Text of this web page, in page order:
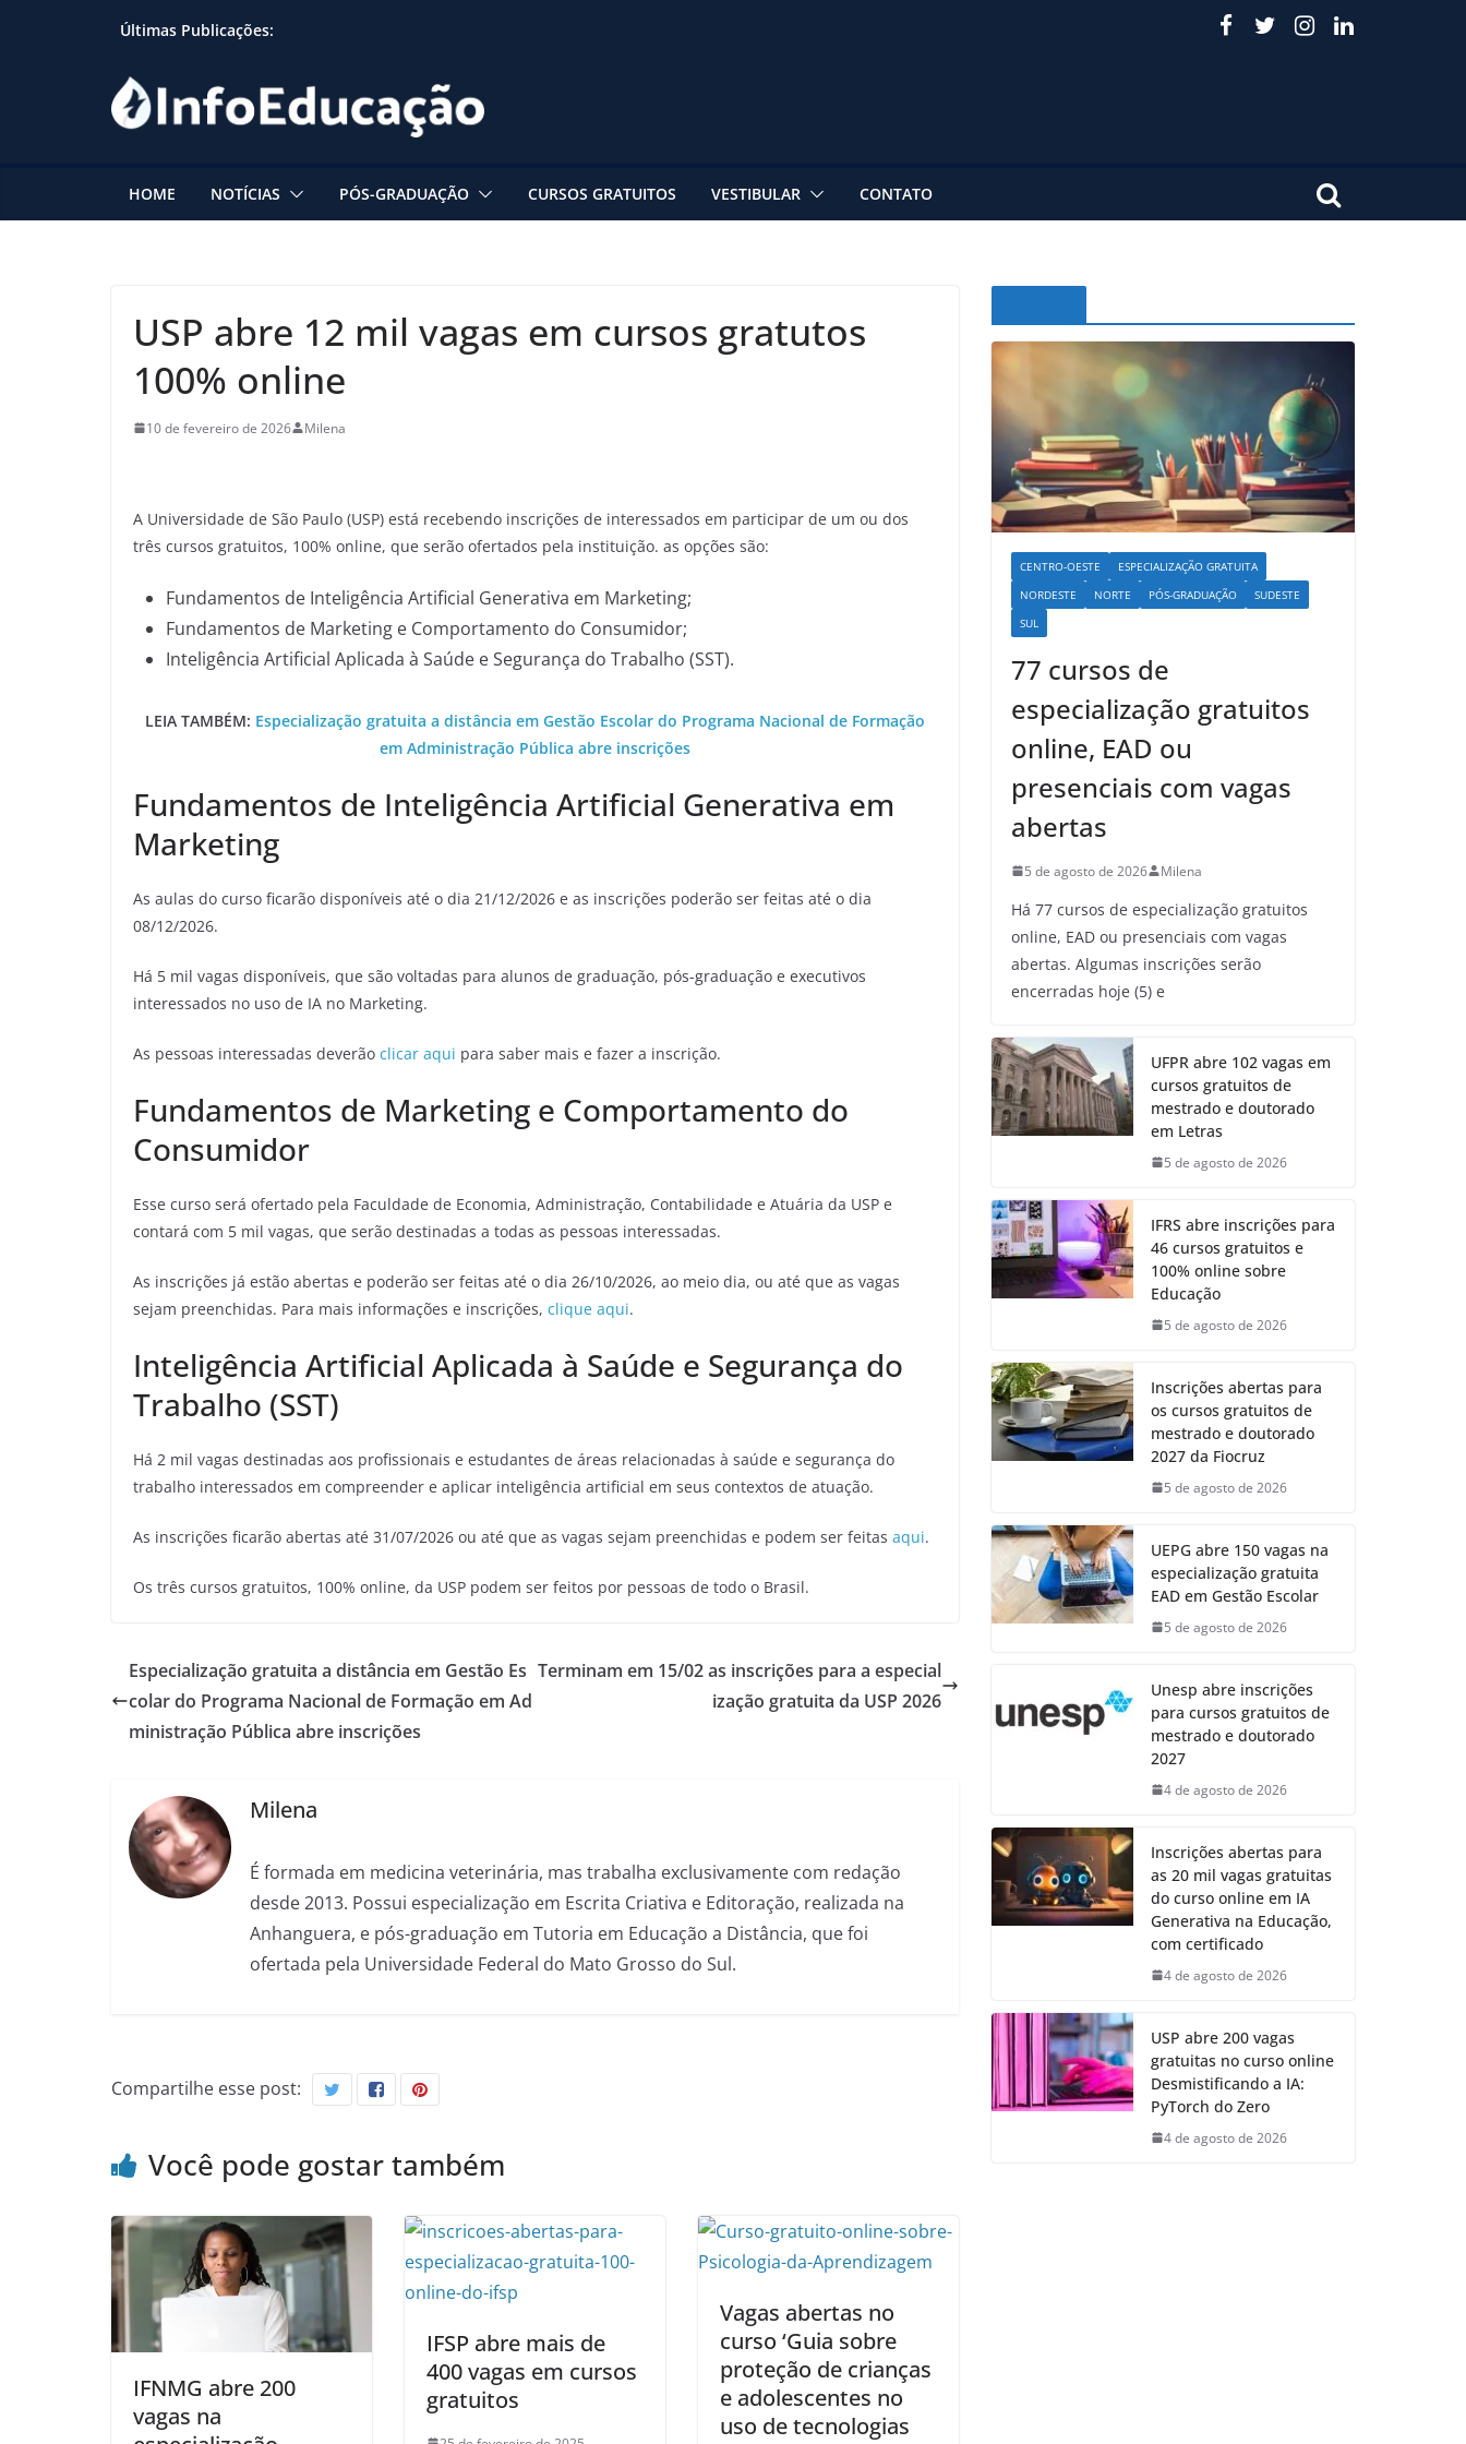
Últimas Publicações:
HOME NOTÍCIAS PÓS-GRADUAÇÃO CURSOS GRATUITOS VESTIBULAR CONTATO
USP abre 12 mil vagas em cursos gratutos
100% online
10 de fevereiro de 2026 Milena
A Universidade de São Paulo (USP) está recebendo inscrições de interessados em participar de um ou dos
três cursos gratuitos, 100% online, que serão ofertados pela instituição. as opções são:
Fundamentos de Inteligência Artificial Generativa em Marketing;
Fundamentos de Marketing e Comportamento do Consumidor;
Inteligência Artificial Aplicada à Saúde e Segurança do Trabalho (SST).
LEIA TAMBÉM: Especialização gratuita a distância em Gestão Escolar do Programa Nacional de Formação
em Administração Pública abre inscrições
Fundamentos de Inteligência Artificial Generativa em
Marketing
As aulas do curso ficarão disponíveis até o dia 21/12/2026 e as inscrições poderão ser feitas até o dia
08/12/2026.
Há 5 mil vagas disponíveis, que são voltadas para alunos de graduação, pós-graduação e executivos
interessados no uso de IA no Marketing.
As pessoas interessadas deverão clicar aqui para saber mais e fazer a inscrição.
Fundamentos de Marketing e Comportamento do
Consumidor
Esse curso será ofertado pela Faculdade de Economia, Administração, Contabilidade e Atuária da USP e
contará com 5 mil vagas, que serão destinadas a todas as pessoas interessadas.
As inscrições já estão abertas e poderão ser feitas até o dia 26/10/2026, ao meio dia, ou até que as vagas
sejam preenchidas. Para mais informações e inscrições, clique aqui.
Inteligência Artificial Aplicada à Saúde e Segurança do
Trabalho (SST)
Há 2 mil vagas destinadas aos profissionais e estudantes de áreas relacionadas à saúde e segurança do
trabalho interessados em compreender e aplicar inteligência artificial em seus contextos de atuação.
As inscrições ficarão abertas até 31/07/2026 ou até que as vagas sejam preenchidas e podem ser feitas aqui.
Os três cursos gratuitos, 100% online, da USP podem ser feitos por pessoas de todo o Brasil.
Especialização gratuita a distância em Gestão Es
colar do Programa Nacional de Formação em Ad
ministração Pública abre inscrições
Terminam em 15/02 as inscrições para a especial
ização gratuita da USP 2026
Milena
É formada em medicina veterinária, mas trabalha exclusivamente com redação
desde 2013. Possui especialização em Escrita Criativa e Editoração, realizada na
Anhanguera, e pós-graduação em Tutoria em Educação a Distância, que foi
ofertada pela Universidade Federal do Mato Grosso do Sul.
Compartilhe esse post:
Você pode gostar também
IFNMG abre 200
vagas na
IFSP abre mais de
400 vagas em cursos
gratuitos
Vagas abertas no
curso ‘Guia sobre
proteção de crianças
e adolescentes no
uso de tecnologias
CENTRO-OESTE
ESPECIALIZAÇÃO GRATUITA
NORDESTE
NORTE PÓS-GRADUAÇÃO
SUDESTE
SUL
77 cursos de
especialização gratuitos
online, EAD ou
presenciais com vagas
abertas
5 de agosto de 2026 Milena
Há 77 cursos de especialização gratuitos
online, EAD ou presenciais com vagas
abertas. Algumas inscrições serão
encerradas hoje (5) e
UFPR abre 102 vagas em
cursos gratuitos de
mestrado e doutorado
em Letras
5 de agosto de 2026
IFRS abre inscrições para
46 cursos gratuitos e
100% online sobre
Educação
5 de agosto de 2026
Inscrições abertas para
os cursos gratuitos de
mestrado e doutorado
2027 da Fiocruz
5 de agosto de 2026
UEPG abre 150 vagas na
especialização gratuita
EAD em Gestão Escolar
5 de agosto de 2026
Unesp abre inscrições
para cursos gratuitos de
mestrado e doutorado
2027
4 de agosto de 2026
Inscrições abertas para
as 20 mil vagas gratuitas
do curso online em IA
Generativa na Educação,
com certificado
4 de agosto de 2026
USP abre 200 vagas
gratuitas no curso online
Desmistificando a IA:
PyTorch do Zero
4 de agosto de 2026